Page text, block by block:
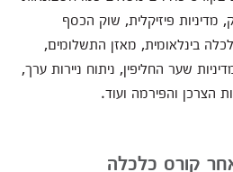
פיזיקלית, שוק הכסף
בינלאומית, מאזן התשלומים,
שער החליפין, ניתוח ניירות ערך,
הצרכן והפירמה ועוד.
קורס כלכלה